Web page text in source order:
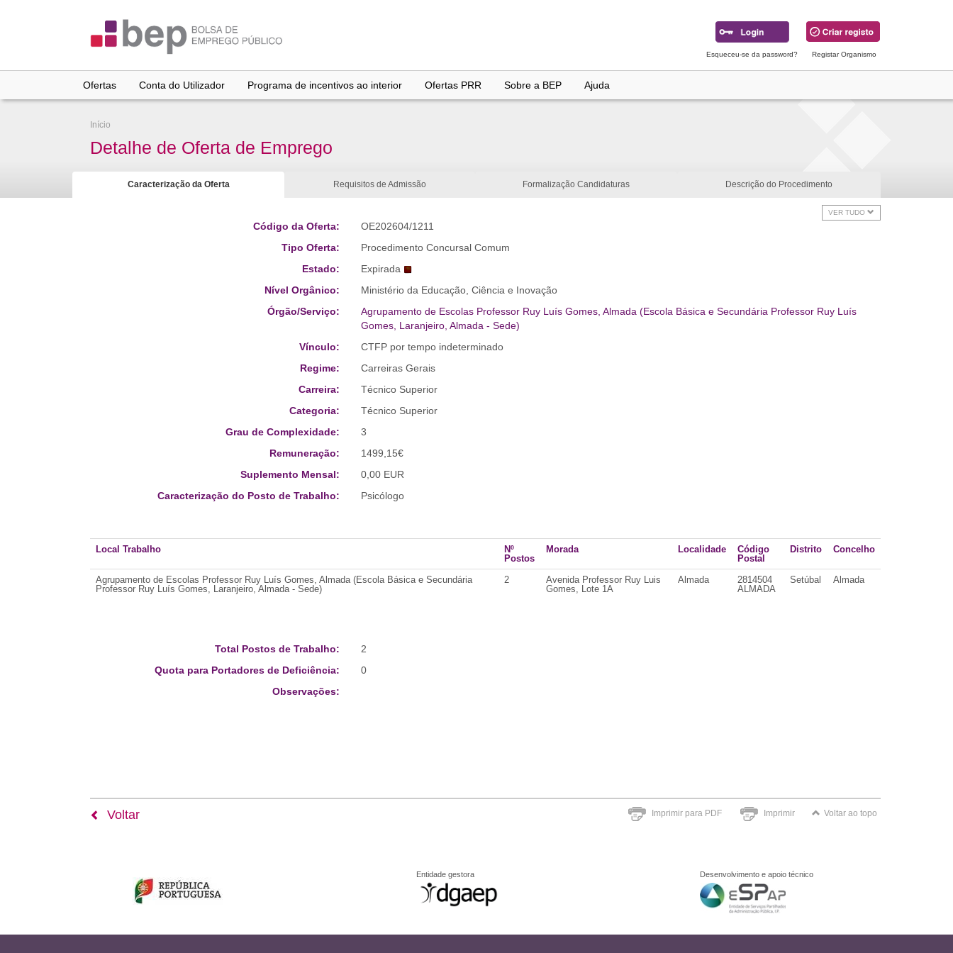
Esqueceu-se da password? Registar Organismo
Ofertas Conta do Utilizador Programa de incentivos ao interior Ofertas PRR Sobre a BEP Ajuda
Início
Detalhe de Oferta de Emprego
Caracterização da Oferta Requisitos de Admissão Formalização Candidaturas Descrição do Procedimento
VER TUDO
Código da Oferta:
OE202604/1211
Tipo Oferta:
Procedimento Concursal Comum
Estado:
Expirada
Nível Orgânico:
Ministério da Educação, Ciência e Inovação
Órgão/Serviço:
Agrupamento de Escolas Professor Ruy Luís Gomes, Almada (Escola Básica e Secundária Professor Ruy Luís
Gomes, Laranjeiro, Almada - Sede)
Vínculo:
CTFP por tempo indeterminado
Regime:
Carreiras Gerais
Carreira:
Técnico Superior
Categoria:
Técnico Superior
Grau de Complexidade:
3
Remuneração:
1499,15€
Suplemento Mensal:
0,00 EUR
Caracterização do Posto de Trabalho:
Psicólogo
Local Trabalho
Nº
Postos
Morada Localidade
Código
Postal
Distrito Concelho
Agrupamento de Escolas Professor Ruy Luís Gomes, Almada (Escola Básica e Secundária
Professor Ruy Luís Gomes, Laranjeiro, Almada - Sede)
2
Avenida Professor Ruy Luis
Gomes, Lote 1A
Almada
2814504
ALMADA
Setúbal Almada
Total Postos de Trabalho:
2
Quota para Portadores de Deficiência:
0
Observações:
Imprimir para PDF Imprimir Voltar ao topo
Voltar
Entidade gestora Desenvolvimento e apoio técnico